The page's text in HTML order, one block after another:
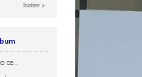
Inainte
ce...